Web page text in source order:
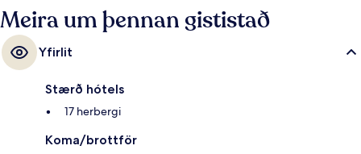
Meira um þennan gististað
Yfirlit
Stærð hótels
17 herbergi
Koma/brottför